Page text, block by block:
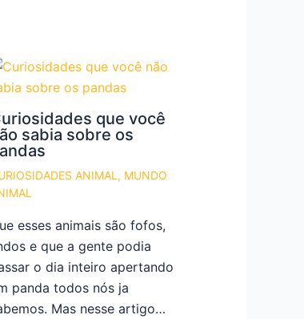
que você
sabia sobre os
ANIMAL , MUNDO
esses animais são fofos,
e que a gente podia
o dia inteiro apertando
panda todos nós ja
Mas nesse artigo…